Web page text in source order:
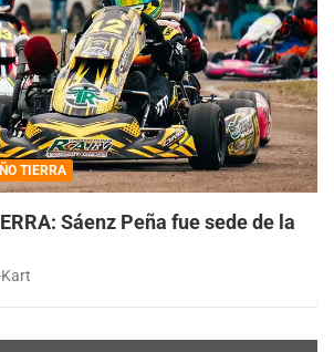
TIERRA
Sáenz Peña fue sede de la
Kart